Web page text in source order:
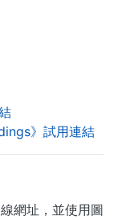
》試用連結
網址，並使用圖